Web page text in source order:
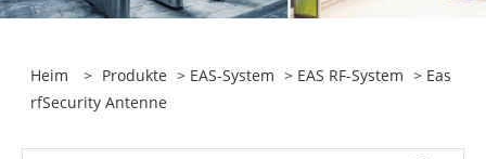
Heim > Produkte > EAS-System > EAS RF-System > Eas
rfSecurity Antenne